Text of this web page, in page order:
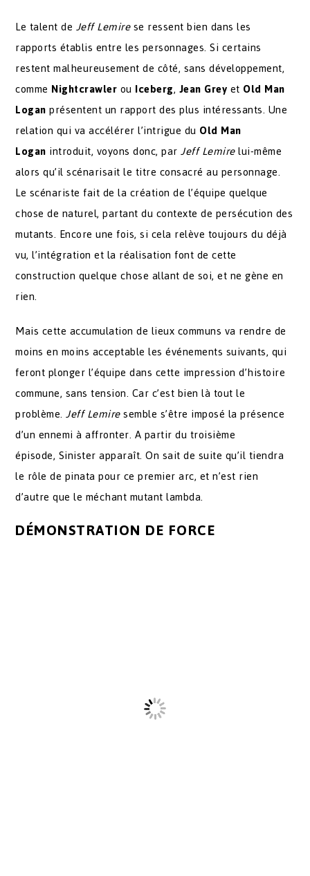
Le talent de Jeff Lemirese ressent bien dans les
rapports établis entre les personnages. Si certains
restent malheureusement de côté, sans développement,
comme Nightcrawlerou Iceberg, Jean Greyet Old Man
Loganprésentent un rapport des plus intéressants. Une
relation qui va accélérer l’intrigue du Old Man
Logan introduit, voyons donc, parJeff Lemirelui-même
alors qu’il scénarisait le titre consacré au personnage.
Le scénariste fait de la création de l’équipe quelque
chose de naturel, partant du contexte de persécution des
mutants. Encore une fois, si cela relève toujours du déjà
vu, l’intégration et la réalisation font de cette
construction quelque chose allant de soi, et ne gène en
rien.
Mais cette accumulation de lieux communs va rendre de
moins en moins acceptable les événements suivants, qui
feront plonger l’équipe dans cette impression d’histoire
commune, sans tension. Car c’est bien là tout le
problème.Jeff Lemiresemble s’être imposé la présence
d’un ennemi à affronter. A partir du troisième
épisode, Sinister apparaît. On sait de suite qu’il tiendra
le rôle de pinata pour ce premier arc, et n’est rien
d’autre que le méchant mutant lambda.
DÉMONSTRATION DE FORCE